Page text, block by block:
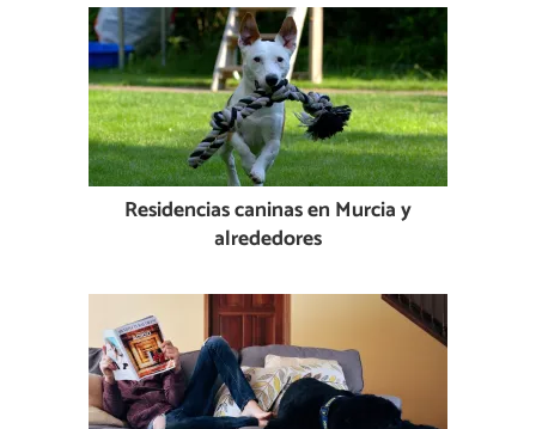
Residencias caninas en Murcia y
alrededores